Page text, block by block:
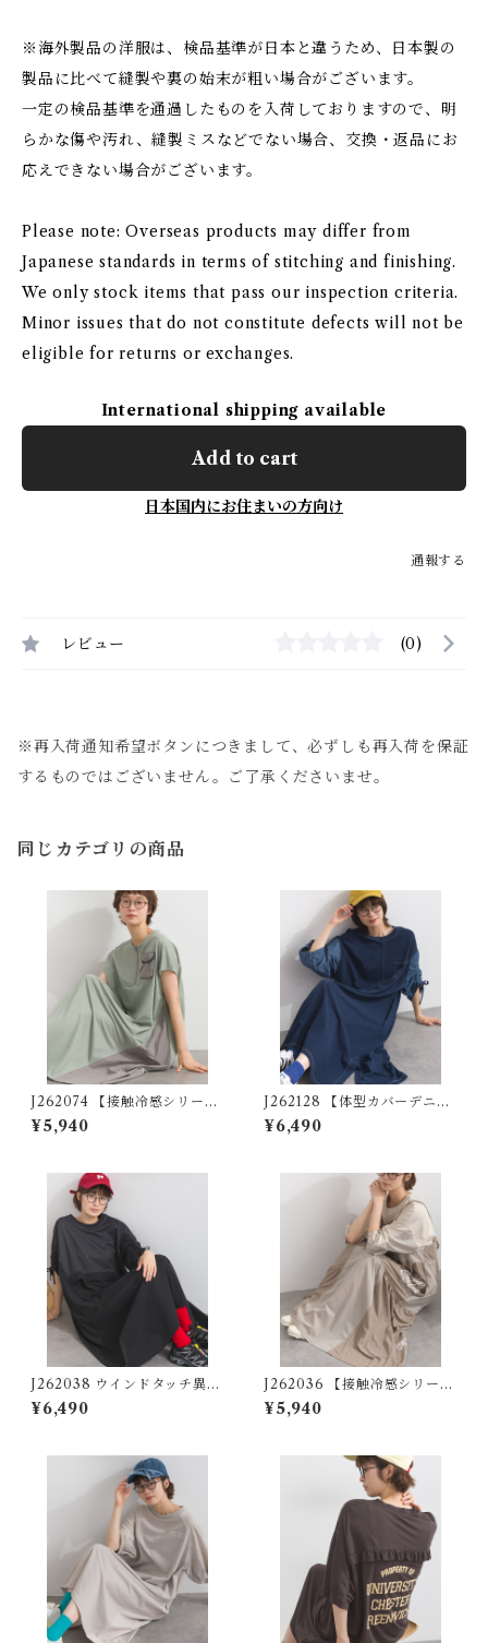
※海外製品の洋服は、検品基準が日本と違うため、日本製の
製品に比べて縫製や裏の始末が粗い場合がございます。
一定の検品基準を通過したものを入荷しておりますので、明
らかな傷や汚れ、縫製ミスなどでない場合、交換・返品にお
応えできない場合がございます。
Please note: Overseas products may differ from
Japanese standards in terms of stitching and finishing.
We only stock items that pass our inspection criteria.
Minor issues that do not constitute defects will not be
eligible for returns or exchanges.
International shipping available
Add to cart
日本国内にお住まいの方向け
通報する
レビュー (0)
※再入荷通知希望ボタンにつきまして、必ずしも再入荷を保証
するものではございません。ご了承くださいませ。
同じカテゴリの商品
J262074 【接触冷感シリー
ズ】カノコ異素材切替フロン
トZIPワンピース / Cool-To
¥5,940
J262128 【体型カバーデニム
シリーズ】 袖シャーリングデ
ニム切替ワンピース / Shirrin
¥6,490
J262038 ウインドタッチ異素
材切替袖シャーリングワンピ
ース / Wind Touch Mixed F
¥6,490
J262036 【接触冷感シリー
ズ】 リメイク風切替キャミワ
ンピース / Cool Touch Piqu
¥5,940